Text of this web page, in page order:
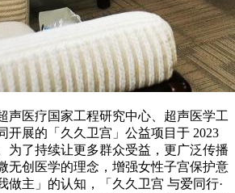
声医疗国家工程研究中心、超声医学工
开展的「久久卫宫」公益项目于 2023
为了持续让更多群众受益，更广泛传播
无创医学的理念，增强女性子宫保护意
做主」的认知，「久久卫宫 与爱同行·